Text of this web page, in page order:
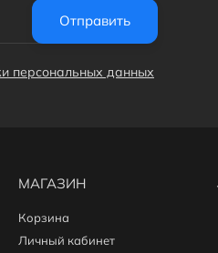
Отправить
персональных данных
МАГАЗИН
Корзина
Личный кабинет